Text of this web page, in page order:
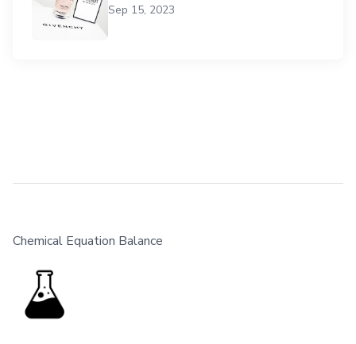
Sep 15, 2023
Chemical Equation Balance